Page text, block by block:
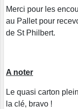
Merci pour les
au Pallet pour
de St Philbert.
A noter
Le quasi carton
la clé, bravo !